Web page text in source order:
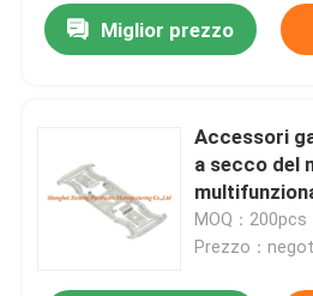
Miglior prezzo
Accessori
a secco del
parti
MOQ：200pcs
Prezzo：